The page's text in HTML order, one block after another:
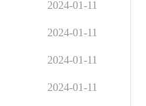
2024-01-11
2024-01-11
2024-01-11
2024-01-11